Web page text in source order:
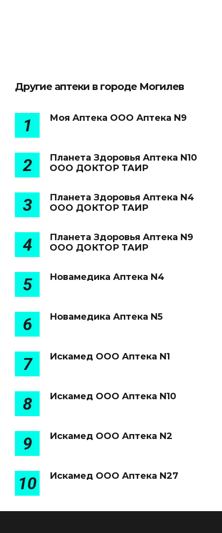
Другие аптеки в городе Могилев
1 Моя Аптека ООО Аптека N9
2
Планета Здоровья Аптека N10
ООО ДОКТОР ТАИР
3
Планета Здоровья Аптека N4
ООО ДОКТОР ТАИР
4
Планета Здоровья Аптека N9
ООО ДОКТОР ТАИР
5 Новамедика Аптека N4
6 Новамедика Аптека N5
7 Искамед ООО Аптека N1
8 Искамед ООО Аптека N10
9 Искамед ООО Аптека N2
10 Искамед ООО Аптека N27